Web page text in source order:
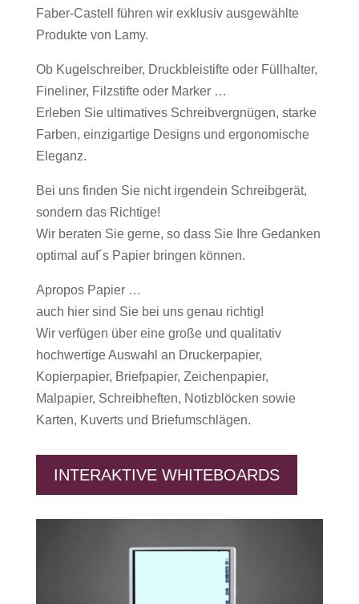
Faber-Castell führen wir exklusiv ausgewählte
Produkte von Lamy.
Ob Kugelschreiber, Druckbleistifte oder Füllhalter,
Fineliner, Filzstifte oder Marker …
Erleben Sie ultimatives Schreibvergnügen, starke
Farben, einzigartige Designs und ergonomische
Eleganz.
Bei uns finden Sie nicht irgendein Schreibgerät,
sondern das Richtige!
Wir beraten Sie gerne, so dass Sie Ihre Gedanken
optimal auf´s Papier bringen können.
Apropos Papier …
auch hier sind Sie bei uns genau richtig!
Wir verfügen über eine große und qualitativ
hochwertige Auswahl an Druckerpapier,
Kopierpapier, Briefpapier, Zeichenpapier,
Malpapier, Schreibheften, Notizblöcken sowie
Karten, Kuverts und Briefumschlägen.
INTERAKTIVE WHITEBOARDS